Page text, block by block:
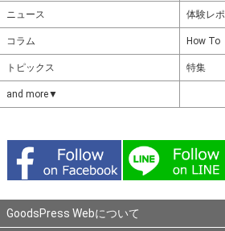
ニュース 体験レポ
コラム How To
トピックス 特集
and more▼
GoodsPress Webについて